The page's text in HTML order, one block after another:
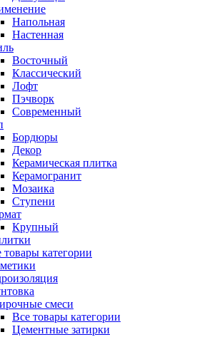
Напольная
Настенная
Восточный
Классический
Лофт
Пэчворк
Современный
Бордюры
Декор
Керамическая плитка
Керамогранит
Мозаика
Ступени
Крупный
товары категории
смеси
Все товары категории
Цементные затирки